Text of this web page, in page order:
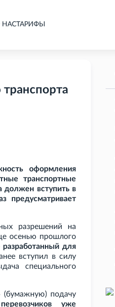
НАСТАРИФЫ
оформления
транспортные
должен вступить в
предусматривает
разрешений на
осенью прошлого
разработанный для
вступил в силу
специального
(бумажную) подачу
перевозчиков уже